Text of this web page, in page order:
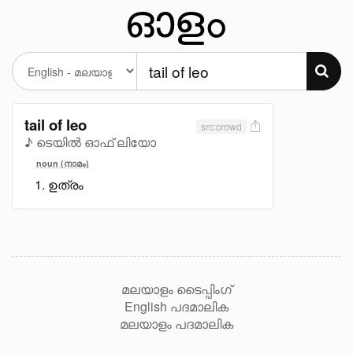
tail of leo
♪ ടെയിൽ ഓഫ് ലിയോ
src:crowd
noun (നാമം)
ഉത്രം
മലയാളം ടൈപ്പിംഗ്
English പദമാലിക
മലയാളം പദമാലിക